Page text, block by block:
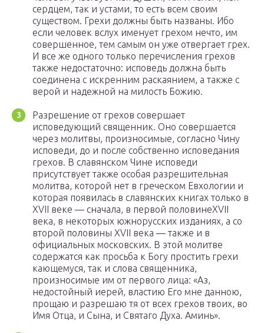
сердцем, так и устами, то есть всем своим
существом. Грехи должны быть названы. Ибо
если человек вслух именует грехом нечто, им
совершенное, тем самым он уже отвергает грех.
И все же одного только перечисления грехов
также недостаточно: исповедь должна быть
соединена с искренним раскаянием, а также с
верой и надежной на милость Божию.
Разрешение от грехов совершает
исповедующий священник. Оно совершается
через молитвы, произносимые, согласно Чину
исповеди, до и после собственно исповедания
грехов. В славянском Чине исповеди
присутствует также особая разрешительная
молитва, которой нет в греческом Евхологии и
которая появилась в славянских книгах только в
XVII веке — сначала, в первой половинеXVII
века, в некоторых южнорусских изданиях, а со
второй половины XVII века — также и в
официальных московских. В этой молитве
содержатся как просьба к Богу простить грехи
кающемуся, так и слова священника,
произносимые им от первого лица: «Аз,
недостойный иерей, властию Его мне данною,
прощаю и разрешаю тя от всех грехов твоих, во
Имя Отца, и Сына, и Святаго Духа. Аминь».